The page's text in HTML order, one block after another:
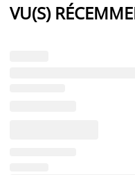
VU(S)